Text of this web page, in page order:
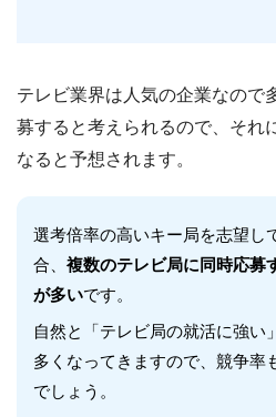
テレビ業界は人気の企業なので
募すると考えられるので、それ
なると予想されます。
選考倍率の高いキー局を志望し
合、 複数のテレビ局に同時応募
が多いです。
自然と「テレビ局の就活に強い
多くなってきますので、競争率
でしょう。